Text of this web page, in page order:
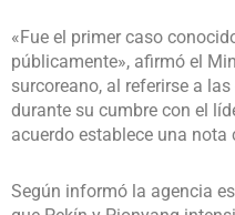
«Fue el primer caso
públicamente», afirmó el
surcoreano, al referirse a
durante su cumbre con el
acuerdo establece una nota
Según informó la agencia